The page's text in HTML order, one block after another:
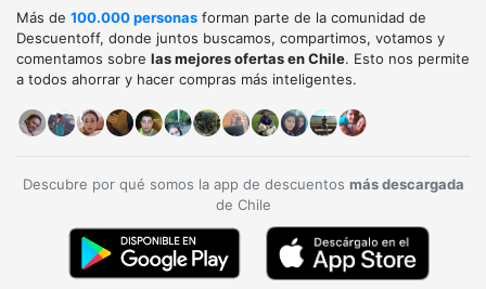
Más de 100.000 personas forman parte de la comunidad de
Descuentoff, donde juntos buscamos, compartimos, votamos y
comentamos sobre las mejores ofertas en Chile. Esto nos permite
a todos ahorrar y hacer compras más inteligentes.
Descubre por qué somos la app de descuentos más descargada
de Chile